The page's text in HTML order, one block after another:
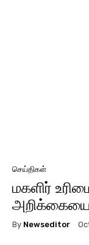
செய்திகள்
மகளிர்
அறிக்கையை
By Newseditor